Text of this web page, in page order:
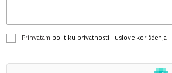
Prihvatam politiku privatnosti i uslove korišćenja